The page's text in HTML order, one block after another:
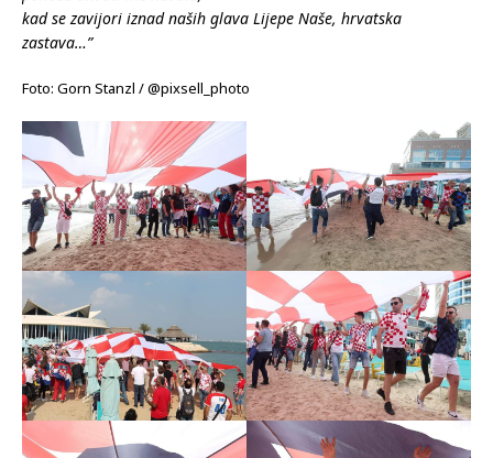
kad se zavijori iznad naših glava Lijepe Naše, hrvatska
zastava…”
Foto: Gorn Stanzl / @pixsell_photo